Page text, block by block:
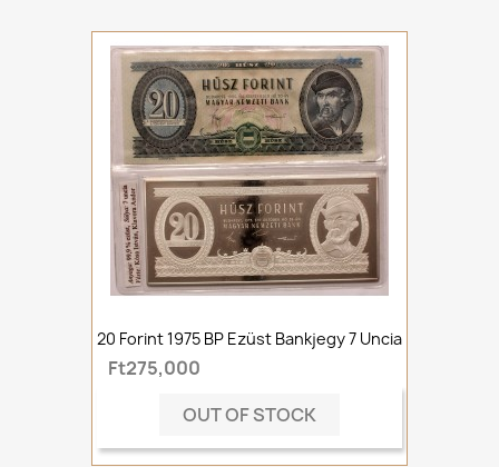
20 Forint 1975 BP Ezüst Bankjegy 7 Uncia
Ft275,000
OUT OF STOCK